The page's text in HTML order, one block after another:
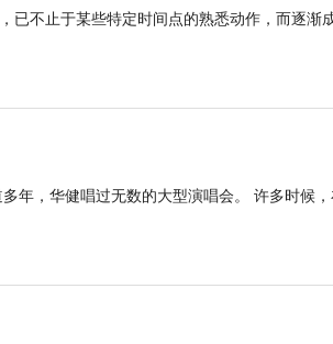
已不止于某些特定时间点的熟悉动作，而逐渐
年，华健唱过无数的大型演唱会。 许多时候